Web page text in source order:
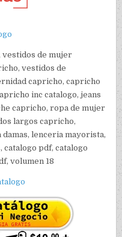
vestidos de mujer
vestidos de
capricho, capricho
inc catalogo, jeans
capricho, ropa de mujer
largos capricho,
lenceria mayorista,
catalogo pdf, catalogo
volumen 18